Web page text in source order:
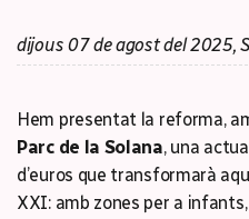
dijous 07 de agost del 2025,
Hem presentat la reforma,
Parc de la Solana, una
d’euros que transformarà
XXI: amb zones per a